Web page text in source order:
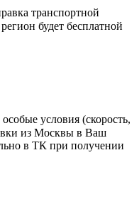
транспортной
будет бесплатной
условия (скорость,
из Москвы в Ваш
в ТК при получении